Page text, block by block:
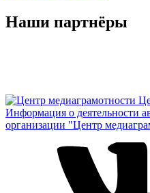
Наши партнёры
Информация о деятельности
организации "Центр